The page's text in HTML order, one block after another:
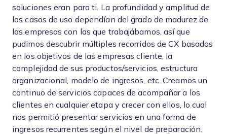
soluciones eran para ti. La profundidad y amplitud de
los casos de uso dependían del grado de madurez de
las empresas con las que trabajábamos, así que
pudimos descubrir múltiples recorridos de CX basados
en los objetivos de las empresas cliente, la
complejidad de sus productos/servicios, estructura
organizacional, modelo de ingresos, etc. Creamos un
continuo de servicios capaces de acompañar a los
clientes en cualquier etapa y crecer con ellos, lo cual
nos permitió presentar servicios en una forma de
ingresos recurrentes según el nivel de preparación.